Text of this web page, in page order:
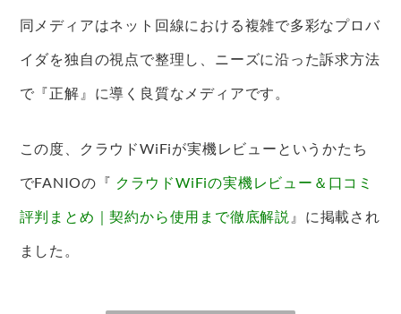
同メディアはネット回線における複雑で多彩なプロバ
イダを独自の視点で整理し、ニーズに沿った訴求方法
で『正解』に導く良質なメディアです。
この度、クラウドWiFiが実機レビューというかたち
でFANIOの『 クラウドWiFiの実機レビュー＆口コミ
評判まとめ｜契約から使用まで徹底解説 』に掲載され
ました。